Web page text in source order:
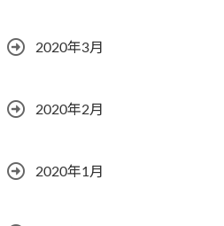
2020年3月
2020年2月
2020年1月